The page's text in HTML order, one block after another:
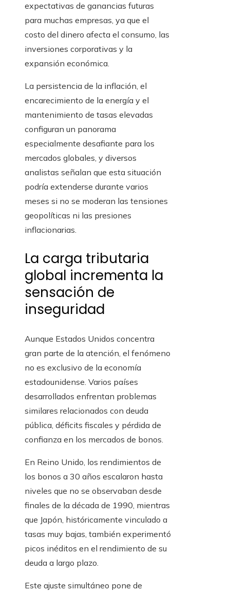
expectativas de ganancias futuras
para muchas empresas, ya que el
costo del dinero afecta el consumo, las
inversiones corporativas y la
expansión económica.
La persistencia de la inflación, el
encarecimiento de la energía y el
mantenimiento de tasas elevadas
configuran un panorama
especialmente desafiante para los
mercados globales, y diversos
analistas señalan que esta situación
podría extenderse durante varios
meses si no se moderan las tensiones
geopolíticas ni las presiones
inflacionarias.
La carga tributaria
global incrementa la
sensación de
inseguridad
Aunque Estados Unidos concentra
gran parte de la atención, el fenómeno
no es exclusivo de la economía
estadounidense. Varios países
desarrollados enfrentan problemas
similares relacionados con deuda
pública, déficits fiscales y pérdida de
confianza en los mercados de bonos.
En Reino Unido, los rendimientos de
los bonos a 30 años escalaron hasta
niveles que no se observaban desde
finales de la década de 1990, mientras
que Japón, históricamente vinculado a
tasas muy bajas, también experimentó
picos inéditos en el rendimiento de su
deuda a largo plazo.
Este ajuste simultáneo pone de